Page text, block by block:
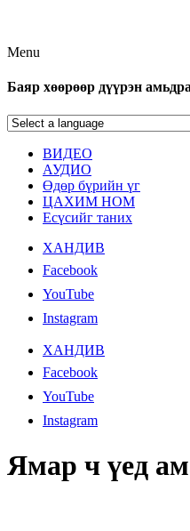
Menu
Баяр хөөрөөр дүүрэн
ВИДЕО
АУДИО
Өдөр бүрийн үг
ЦАХИМ НОМ
Есүсийг таних
ХАНДИВ
Facebook
YouTube
Instagram
ХАНДИВ
Facebook
YouTube
Instagram
Ямар ч үед